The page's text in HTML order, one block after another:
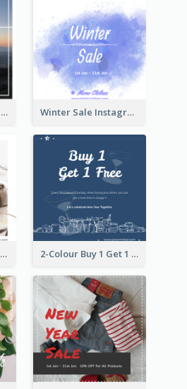
Instagram Post With Quote And Photo Winter Sale Instagram Post In Blue And White
Good Morning Instagram Post With Photo Of Coffee 2-Colour Buy 1 Get 1 Free Instagram Post